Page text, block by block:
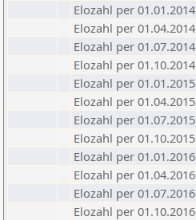
Elozahl per 01.01.2014
Elozahl per 01.04.2014
Elozahl per 01.07.2014
Elozahl per 01.10.2014
Elozahl per 01.01.2015
Elozahl per 01.04.2015
Elozahl per 01.07.2015
Elozahl per 01.10.2015
Elozahl per 01.01.2016
Elozahl per 01.04.2016
Elozahl per 01.07.2016
Elozahl per 01.10.2016